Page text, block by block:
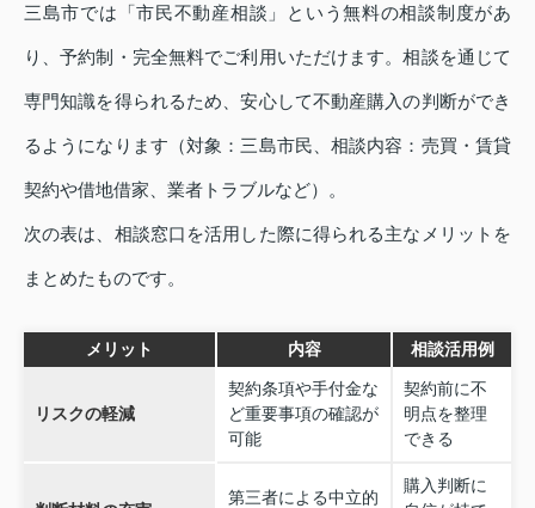
三島市では「市民不動産相談」という無料の相談制度があ
り、予約制・完全無料でご利用いただけます。相談を通じて
専門知識を得られるため、安心して不動産購入の判断ができ
るようになります（対象：三島市民、相談内容：売買・賃貸
契約や借地借家、業者トラブルなど）。
次の表は、相談窓口を活用した際に得られる主なメリットを
まとめたものです。
メリット 内容 相談活用例
リスクの軽減
契約条項や手付金な
ど重要事項の確認が
可能
契約前に不
明点を整理
できる
第三者による中立的
購入判断に